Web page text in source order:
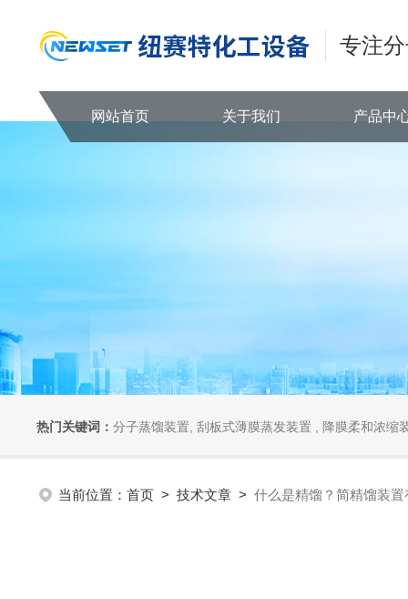
专注
网站首页 关于我们 产品中
热门关键词： 分子蒸馏装置, 刮板式薄膜蒸发装置 , 降膜柔和浓缩
当前位置： 首页 > 技术文章 > 什么是精馏？简精馏装